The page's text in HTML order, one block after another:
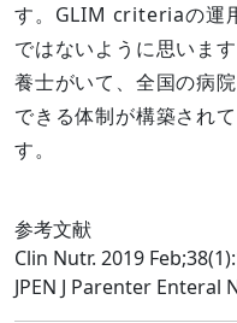
す。GLIM criteriaの運
ではないように思いま
養士がいて、全国の病
できる体制が構築され
す。
参考文献
Clin Nutr. 2019
JPEN J Parenter Enteral